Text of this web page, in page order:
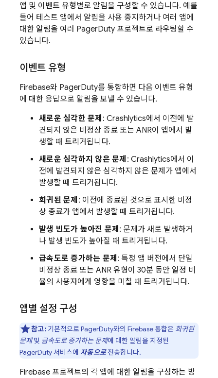
앱 및 이벤트 유형별로 알림을 구성할 수 있습니다. 예를
들어 테스트 앱에서 알림을 사용 중지하거나 여러 앱에
대한 알림을 여러 PagerDuty 프로젝트로 라우팅할 수
있습니다.
이벤트 유형
Firebase와 PagerDuty를 통합하면 다음 이벤트 유형
에 대한 응답으로 알림을 보낼 수 있습니다.
새로운 심각한 문제 : Crashlytics에서 이전에 발
견되지 않은 비정상 종료 또는 ANR이 앱에서 발
생할 때 트리거됩니다.
새로운 심각하지 않은 문제 : Crashlytics에서 이
전에 발견되지 않은 심각하지 않은 문제가 앱에서
발생할 때 트리거됩니다.
회귀된 문제 : 이전에 종료된 것으로 표시한 비정
상 종료가 앱에서 발생할 때 트리거됩니다.
발생 빈도가 높아진 문제 : 문제가 새로 발생하거
나 발생 빈도가 높아질 때 트리거됩니다.
급속도로 증가하는 문제 : 특정 앱 버전에서 단일
비정상 종료 또는 ANR 유형이 30분 동안 일정 비
율의 사용자에게 영향을 미칠 때 트리거됩니다.
앱별 설정 구성
참고:기본적으로 PagerDuty와의 Firebase 통합은 회귀된
문제및 급속도로 증가하는 문제에 대한 알림을 지정된
PagerDuty 서비스에 자동으로전송합니다.
Firebase 프로젝트의 각 앱에 대한 알림을 구성하는 방